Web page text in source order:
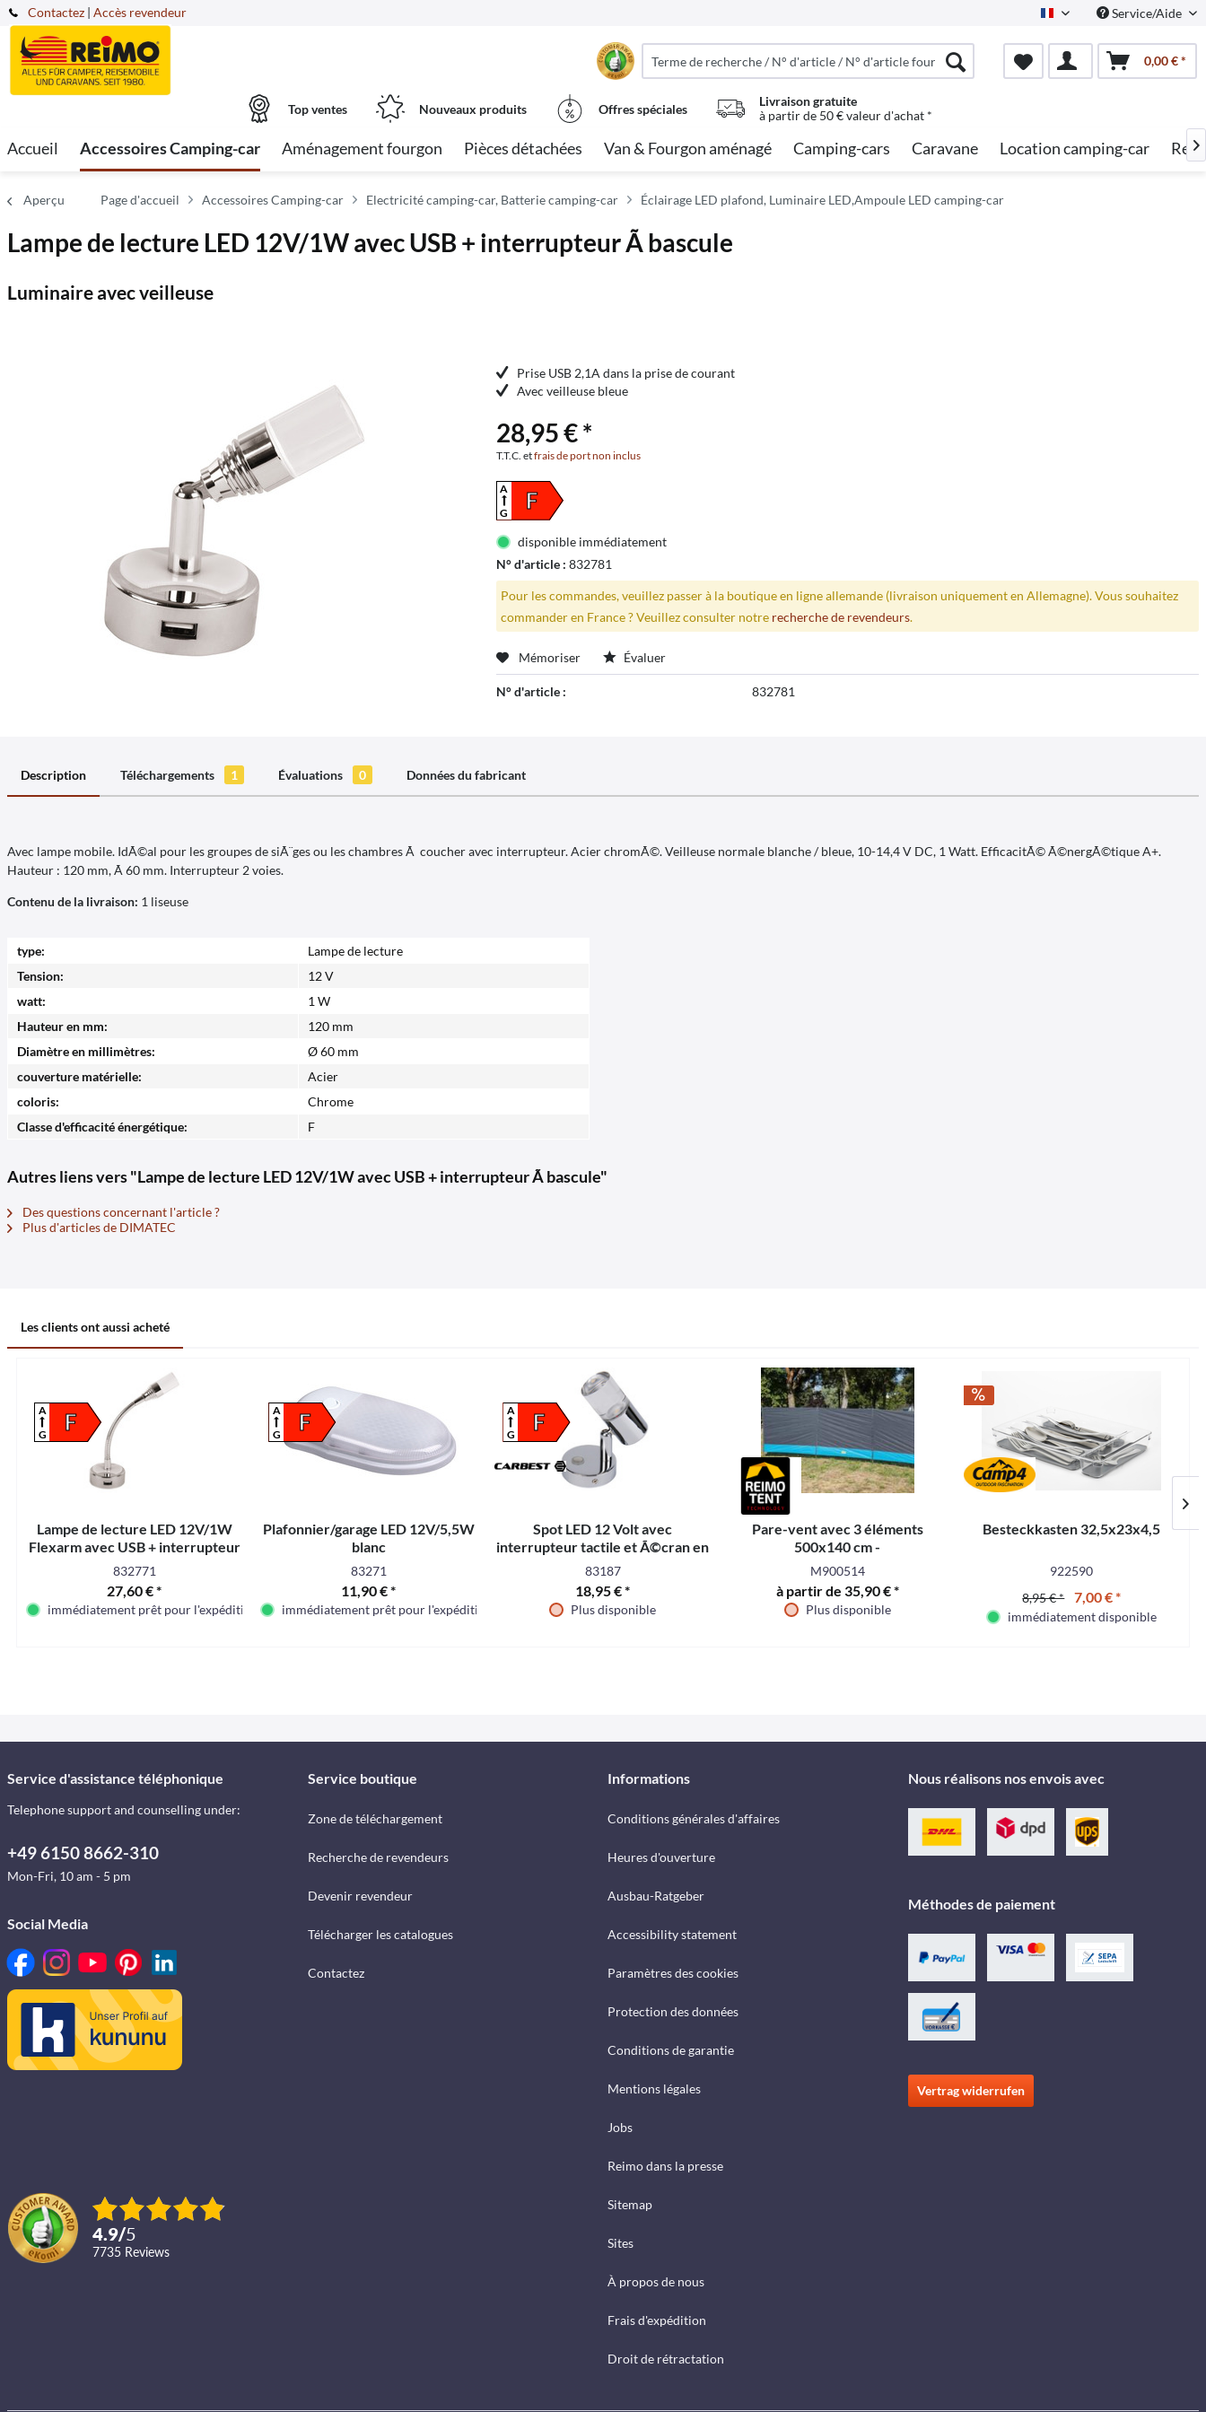
Contactez French Service/Aide
| Accès revendeur
0,00 € *
Top ventes Nouveaux produits Offres spéciales
Livraison gratuite
à partir de 50 € valeur d'achat *
Accueil Accessoires Camping-car Aménagement fourgon Pièces détachées Van & Fourgon aménagé Camping-cars Caravane Location camping-car 
Aperçu Page d'accueil Accessoires Camping-car Electricité camping-car, Batterie camping-car Éclairage LED plafond, Luminaire LED,Ampoule LED camping-car
Lampe de lecture LED 12V/1W avec USB + interrupteur Ã bascule
Luminaire avec veilleuse
Prise USB 2,1A dans la prise de courant
Avec veilleuse bleue
28,95 € *
T.T.C. etfrais de port non inclus
F
A
G
disponible immédiatement
N° d'article : 832781
Pour les commandes, veuillez passer à la boutique en ligne allemande (livraison uniquement en Allemagne). Vous souhaitez
commander en France ? Veuillez consulter notre recherche de revendeurs.
Mémoriser Évaluer
N° d'article : 832781
Description Téléchargements 1 Évaluations 0 Données du fabricant
Avec lampe mobile. IdÃ©al pour les groupes de siÃ¨ges ou les chambres Ã coucher avec interrupteur. Acier chromÃ©. Veilleuse normale blanche / bleue, 10-14,4 V DC, 1 Watt. EfficacitÃ© Ã©nergÃ©tique A+.
Hauteur : 120 mm, Ã 60 mm. Interrupteur 2 voies.
Contenu de la livraison: 1 liseuse
type:
Lampe de lecture
Tension:
12 V
watt:
1 W
Hauteur en mm:
120 mm
Diamètre en millimètres:
Ø 60 mm
couverture matérielle:
Acier
coloris:
Chrome
Classe d'efficacité énergétique:
F
Autres liens vers "Lampe de lecture LED 12V/1W avec USB + interrupteur Ã bascule"
Des questions concernant l'article ?
Plus d'articles de DIMATEC
Les clients ont aussi acheté
F
A
G
Lampe de lecture LED 12V/1W
Flexarm avec USB + interrupteur
Ã bascule
832771
27,60 € *
immédiatement prêt pour l'expédition
F
A
G
Plafonnier/garage LED 12V/5,5W
blanc
83271
11,90 € *
immédiatement prêt pour l'expédition
F
A
G
Spot LED 12 Volt avec
interrupteur tactile et Ã©cran en
verre
83187
18,95 € *
Plus disponible
Pare-vent avec 3 éléments
500x140 cm -
M900514
à partir de 35,90 € *
Plus disponible
Besteckkasten 32,5x23x4,5
922590
8,95 € *
7,00 € *
immédiatement disponible
Service d'assistance téléphonique
Telephone support and counselling under:
+49 6150 8662-310
Mon-Fri, 10 am - 5 pm
Social Media
4.9/5
7735 reviews
Service boutique
Zone de téléchargement
Recherche de revendeurs
Devenir revendeur
Télécharger les catalogues
Contactez
Informations
Conditions générales d'affaires
Heures d'ouverture
Ausbau-Ratgeber
Accessibility statement
Paramètres des cookies
Protection des données
Conditions de garantie
Mentions légales
Jobs
Reimo dans la presse
Sitemap
Sites
À propos de nous
Frais d'expédition
Droit de rétractation
Nous réalisons nos envois avec
Méthodes de paiement
Vertrag widerrufen